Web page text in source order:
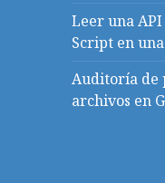
Leer una
Script en
Auditoría de
archivos en